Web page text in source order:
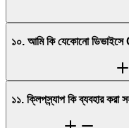
১০. আমি কি যেকোনো
১১. ক্লিপস্ন্যাপ কি ব্যবহার করা